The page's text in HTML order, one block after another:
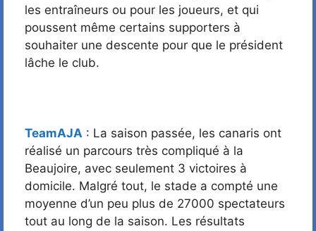
les entraîneurs ou pour les joueurs, et qui
poussent même certains supporters à
souhaiter une descente pour que le président
lâche le club.
TeamAJA : La saison passée, les canaris ont
réalisé un parcours très compliqué à la
Beaujoire, avec seulement 3 victoires à
domicile. Malgré tout, le stade a compté une
moyenne d’un peu plus de 27000 spectateurs
tout au long de la saison. Les résultats